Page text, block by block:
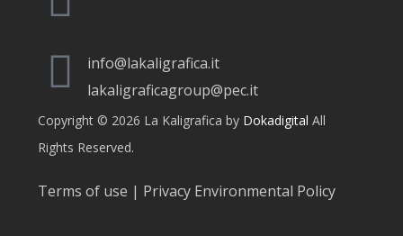
info@lakaligrafica.it
lakaligraficagroup@pec.it
Copyright © 2026 La Kaligrafica by Dokadigital All
Rights Reserved.
Terms of use | Privacy Environmental Policy